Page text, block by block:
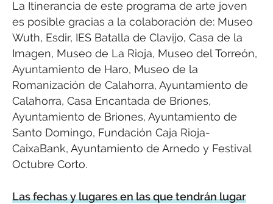
La Itinerancia de este programa de arte joven
es posible gracias a la colaboración de: Museo
Wuth, Esdir, IES Batalla de Clavijo, Casa de la
Imagen, Museo de La Rioja, Museo del Torreón,
Ayuntamiento de Haro, Museo de la
Romanización de Calahorra, Ayuntamiento de
Calahorra, Casa Encantada de Briones,
Ayuntamiento de Briones, Ayuntamiento de
Santo Domingo, Fundación Caja Rioja-
CaixaBank, Ayuntamiento de Arnedo y Festival
Octubre Corto.
Las fechas y lugares en las que tendrán lugar